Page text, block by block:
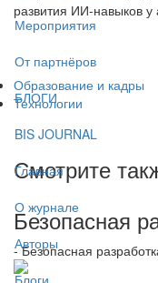
Мероприятия
От партнёров
БЛОГИ
BIS JOURNAL
Главная
О журнале
Авторы
Блоги
развития ИИ-навыков у
Образование и кадры
Технологии
Смотрите
Безопасная
- Безопасная